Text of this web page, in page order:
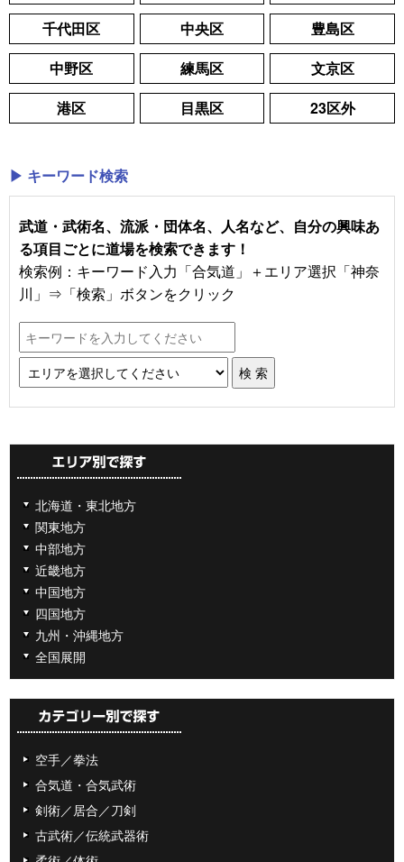
千代田区
中央区
豊島区
中野区
練馬区
文京区
港区
目黒区 23区外
▶ キーワード検索
武道・武術名、流派・団体名、人名など、自分の興味あ
る項目ごとに道場を検索できます！
検索例：キーワード入力「合気道」＋エリア選択「神奈
川」⇒「検索」ボタンをクリック
北海道・東北地方
関東地方
中部地方
近畿地方
中国地方
四国地方
九州・沖縄地方
全国展開
空手／拳法
合気道・合気武術
剣術／居合／刀剣
古武術／伝統武器術